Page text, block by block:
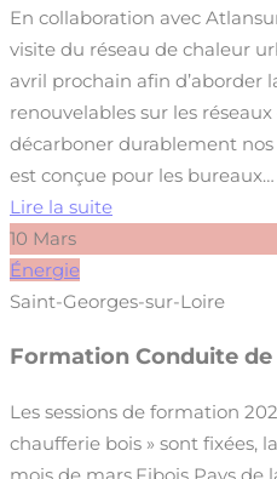
En collaboration avec
visite du réseau de chaleur
avril prochain afin d’aborder
renouvelables sur les
décarboner durablement
est conçue pour les bureaux…
Lire la suite
10 Mars
Énergie
Saint-Georges-sur-Loire
Formation Conduite
Les sessions de formation
chaufferie bois » sont fixées,